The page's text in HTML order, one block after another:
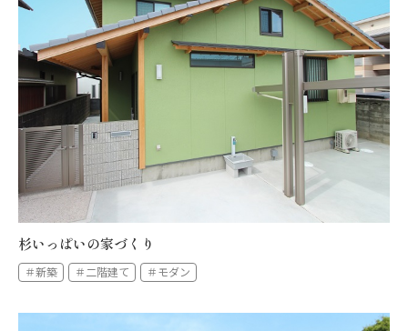
杉いっぱいの家づくり
＃新築 ＃二階建て ＃モダン